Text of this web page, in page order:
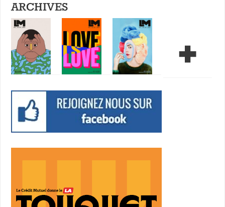
ARCHIVES +